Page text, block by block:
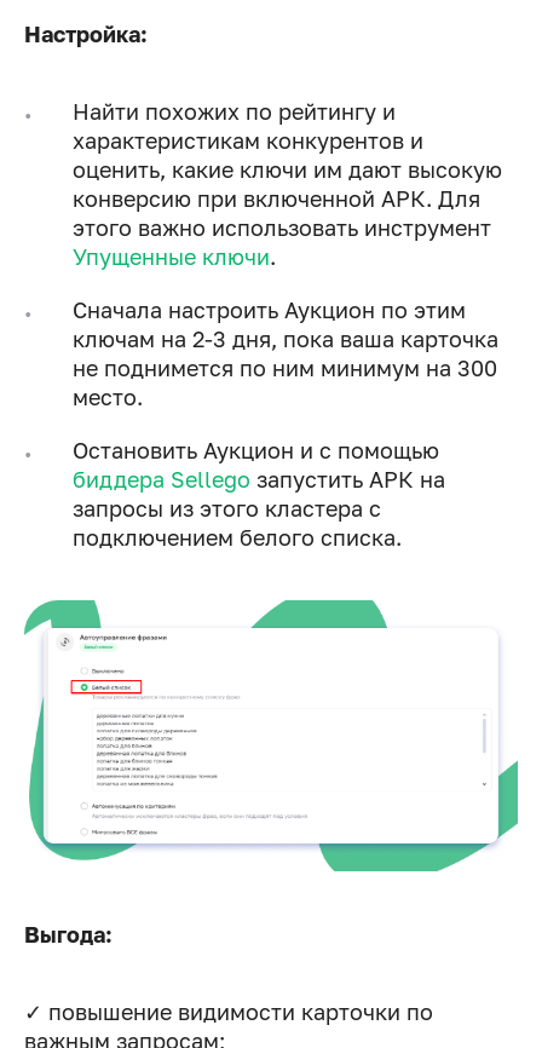
Настройка:
Найти похожих по рейтингу и
характеристикам конкурентов и
оценить, какие ключи им дают высокую
конверсию при включенной АРК. Для
этого важно использовать инструмент
Упущенные ключи.
Сначала настроить Аукцион по этим
ключам на 2-3 дня, пока ваша карточка
не поднимется по ним минимум на 300
место.
Остановить Аукцион и с помощью
биддера Sellego запустить АРК на
запросы из этого кластера с
подключением белого списка.
Выгода:
✓ повышение видимости карточки по
важным запросам;